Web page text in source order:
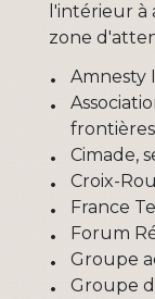
l'intérieur à
zone
Amnesty
Cimade,
Croix-
France
Forum
Groupe
Groupe